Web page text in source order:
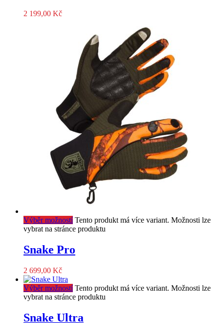
2 199,00 Kč
Výběr možností Tento produkt má více variant. Možnosti lze
vybrat na stránce produktu
Snake Pro
2 699,00 Kč
Výběr možností Tento produkt má více variant. Možnosti lze
vybrat na stránce produktu
Snake Ultra